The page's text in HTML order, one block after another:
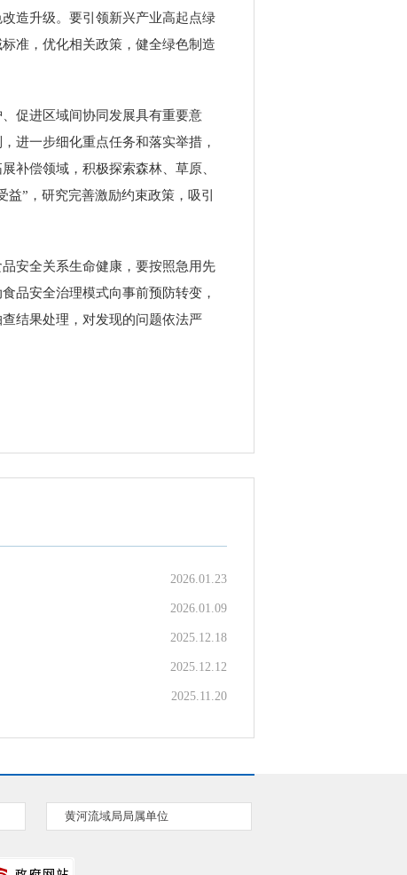
造升级。要引领新兴产业高起点绿
准，优化相关政策，健全绿色制造
促进区域间协同发展具有重要意
进一步细化重点任务和落实举措，
补偿领域，积极探索森林、草原、
”，研究完善激励约束政策，吸引
安全关系生命健康，要按照急用先
品安全治理模式向事前预防转变，
结果处理，对发现的问题依法严
2026.01.23
2026.01.09
2025.12.18
2025.12.12
2025.11.20
黄河流域局局属单位